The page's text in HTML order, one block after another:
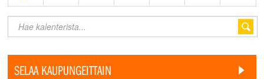
SELAA KAUPUNGEITTAIN